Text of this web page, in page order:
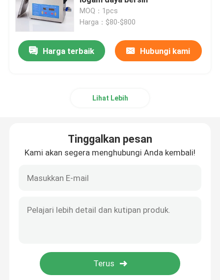
Getaran Ultrasonic Transducer
Immersible Ultrasonic Transducer
Mesin pembersih ultrasonik
Pengganggu ultrasonik sel
Reaktor ultrasonik
Piezoelektrik keramik Discs
MOQ：1pcs
Harga：$80-$800
Harga terbaik Hubungi kami
Lihat Lebih
Tinggalkan pesan
Kami akan segera menghubungi Anda kembali!